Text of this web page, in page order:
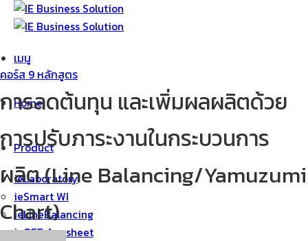
ข้าม
เนื้อหา
เมนู
Home
Product
ieLaboratory
ieSmart WI
ieLineBalancing
ieOEE Appsheet
คอร์ส 9 หลักสูตร
การลดต้นทุน และเพิ่มผลผลิตด้วย
การปรับภาระงานในกระบวนการ
ผลิต (Line Balancing/Yamuzumi
Chart)